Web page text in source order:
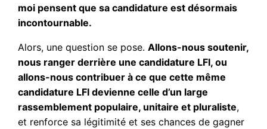
moi pensent que sa candidature est désormais
incontournable.
Alors, une question se pose.Allons-nous soutenir,
nous ranger derrière une candidature LFI, ou
allons-nous contribuer à ce que cette même
candidature LFI devienne celle d’un large
rassemblement populaire, unitaire et pluraliste,
et renforce sa légitimité et ses chances de gagner